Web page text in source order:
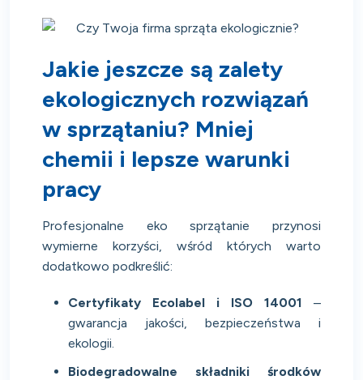
Jakie jeszcze są zalety
ekologicznych rozwiązań
w sprzątaniu? Mniej
chemii i lepsze warunki
pracy
Profesjonalne eko sprzątanie przynosi
wymierne korzyści, wśród których warto
dodatkowo podkreślić:
Certyfikaty Ecolabel i ISO 14001 –
gwarancja jakości, bezpieczeństwa i
ekologii.
Biodegradowalne składniki środków